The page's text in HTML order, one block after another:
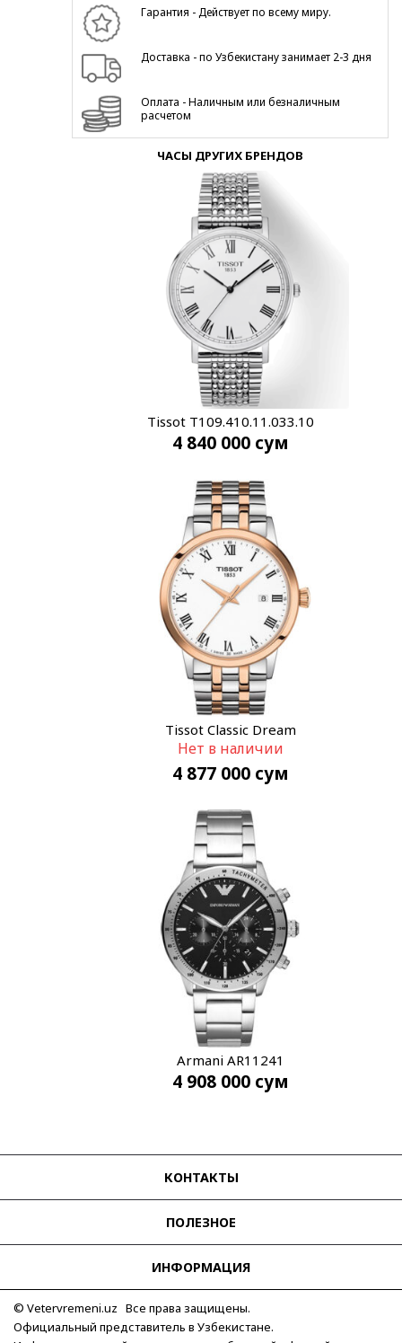
Гарантия - Действует по всему миру.
Доставка - по Узбекистану занимает 2-3 дня
Оплата - Наличным или безналичным
расчетом
ЧАСЫ ДРУГИХ БРЕНДОВ
Tissot T109.410.11.033.10
4 840 000 сум
Tissot Classic Dream
T129.410.22.013.00
Нет в наличии
4 877 000 сум
Armani AR11241
4 908 000 сум
КОНТАКТЫ
ПОЛЕЗНОЕ
ИНФОРМАЦИЯ
© Vetervremeni.uz Все права защищены.
Официальный представитель в Узбекистане.